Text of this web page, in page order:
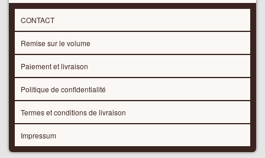
CONTACT
Remise sur le volume
Paiement et livraison
Politique de confidentialité
Termes et conditions de livraison
Impressum